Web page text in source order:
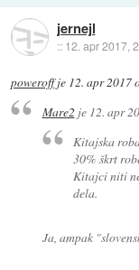
jernejl
:: 12. apr 2017,
poweroffje 12. apr 2017
Mare2je 12. apr
Kitajska
30% škrt
Kitajci niti
dela.
Ja, ampak